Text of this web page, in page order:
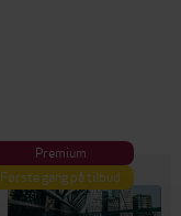
Premium
Første gang på tilbud